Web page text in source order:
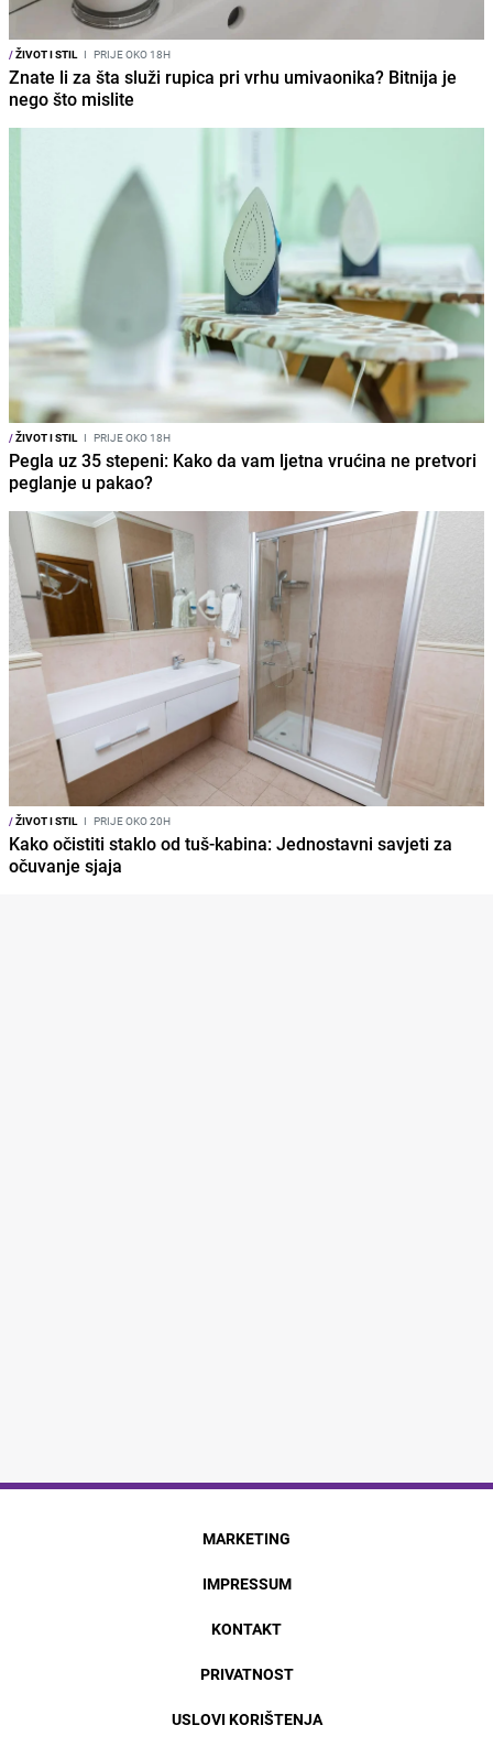
/ŽIVOT I STIL I PRIJE OKO 18H
Znate li za šta služi rupica pri vrhu umivaonika? Bitnija je
nego što mislite
/ŽIVOT I STIL I PRIJE OKO 18H
Pegla uz 35 stepeni: Kako da vam ljetna vrućina ne pretvori
peglanje u pakao?
/ŽIVOT I STIL I PRIJE OKO 20H
Kako očistiti staklo od tuš-kabina: Jednostavni savjeti za
očuvanje sjaja
MARKETING
IMPRESSUM
KONTAKT
PRIVATNOST
USLOVI KORIŠTENJA